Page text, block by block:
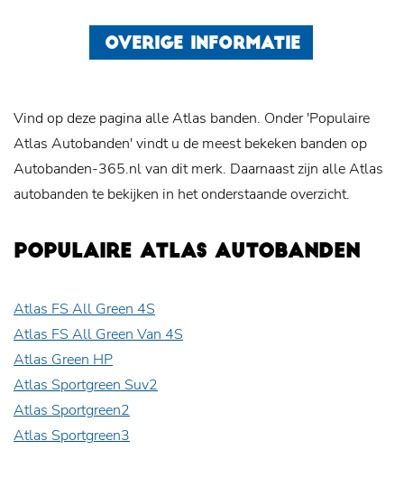
OVERIGE INFORMATIE
Vind op deze pagina alle Atlas banden. Onder 'Populaire
Atlas Autobanden' vindt u de meest bekeken banden op
Autobanden-365.nl van dit merk. Daarnaast zijn alle Atlas
autobanden te bekijken in het onderstaande overzicht.
POPULAIRE ATLAS AUTOBANDEN
Atlas FS All Green 4S
Atlas FS All Green Van 4S
Atlas Green HP
Atlas Sportgreen Suv2
Atlas Sportgreen2
Atlas Sportgreen3